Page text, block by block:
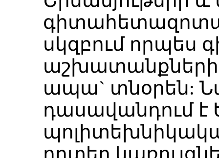
սկզբում որպես
աշխատանքների
ապա` տնօրեն:
դասավանդում է